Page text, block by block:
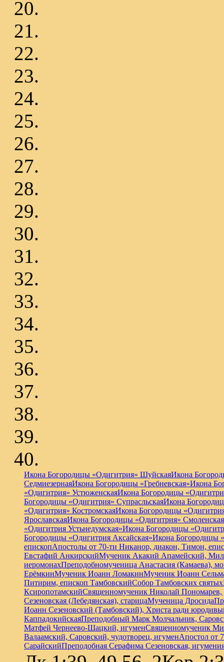
Икона Богородицы «Одигитрия» ШуйскаяИкона
СедмиезернаяИкона Богородицы «Гребневская»Икона
«Одигитрия» УстюженскаяИкона Богородицы
Богородицы «Одигитрия» СупрасльскаяИкона
«Одигитрия» КостромскаяИкона Богородицы
ЯрославскаяИкона Богородицы «Одигитрия» Смоленская
«Одигитрия Устьнедумская»Икона Богородицы
Богородицы «Одигитрия Аксайская»Икона Богородицы
епископАпостолы от 70-ти Никанор, диакон, Тимон,
Евстафий АнкирскийМученик Акакий Апамейский,
иеромонахПреподобномученица Анастасия (Камаева),
ЕрёмкинМученик Иоанн ЛомакинМученик Иоанн
Питирим, епископ ТамбовскийСобор Тамбовских святых
КсиропотамскийСвященномученик Николай Пономарев,
Сезеновская (Лебедянская), старицаМученица Дросида
Иоанн Сезеновский (Тамбовский), Христа ради
КаппадокийскаяПреподобный Марк Молчальник,
Матфей Чернеево-Шацкий, игуменСвященномученик
Валаамский, Саровский, чудотворец, игуменАпостол от
СарайскийПреподобная Серафима Сезеновская,